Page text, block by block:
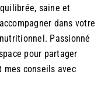
saine et
dans votre
Passionné
pour partager
mes conseils avec